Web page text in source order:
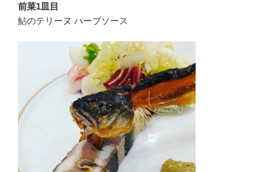
前菜1皿目
鮎のテリーヌ ハーブソース